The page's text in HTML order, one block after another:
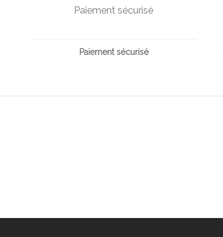
Paiement sécurisé
Paiement sécurisé